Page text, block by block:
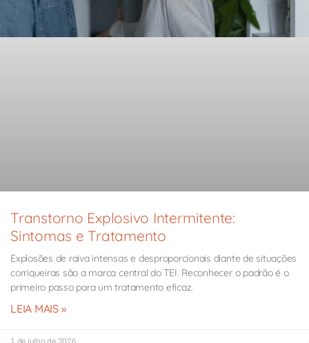
Transtorno Explosivo Intermitente:
Sintomas e Tratamento
Explosões de raiva intensas e desproporcionais diante de situações
corriqueiras são a marca central do TEI. Reconhecer o padrão é o
primeiro passo para um tratamento eficaz.
LEIA MAIS »